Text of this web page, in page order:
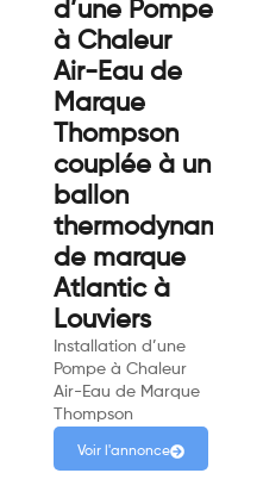
d’une Pompe
à Chaleur
Air-Eau de
Marque
Thompson
couplée à un
ballon
thermodynamique
de marque
Atlantic à
Louviers
Installation d’une
Pompe à Chaleur
Air-Eau de Marque
Thompson
Voir l'annonce